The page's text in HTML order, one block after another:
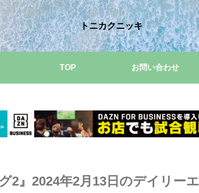
トニカクニッキ
TOP お問い合わせ
2』2024年2月13日のデイリーエ